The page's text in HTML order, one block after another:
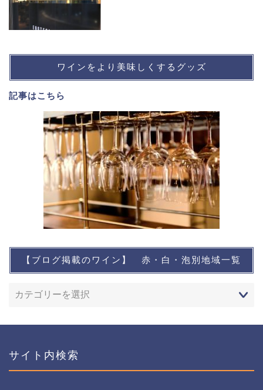
ワインをより美味しくするグッズ
記事はこちら
【ブログ掲載のワイン】 赤・白・泡別地域一覧
サイト内検索
想い出に残るワイン